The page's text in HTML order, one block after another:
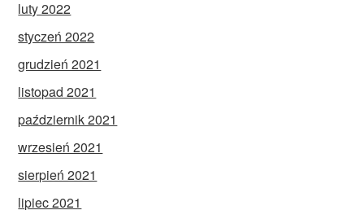
luty 2022
styczeń 2022
grudzień 2021
listopad 2021
październik 2021
wrzesień 2021
sierpień 2021
lipiec 2021